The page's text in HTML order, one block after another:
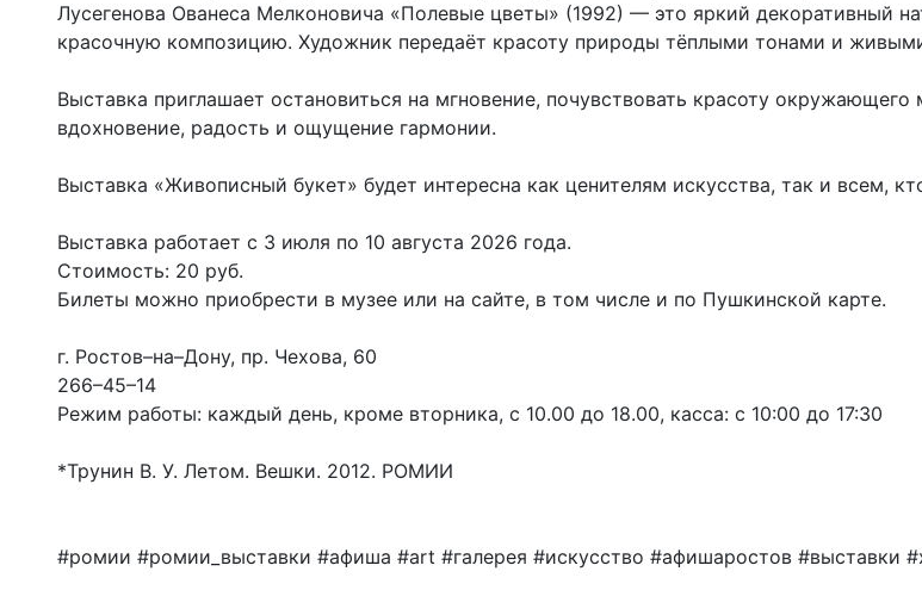
Лусегенова Ованеса Мелконовича «Полевые цветы» (1992) — это яркий декоративный
красочную композицию. Художник передаёт красоту природы тёплыми тонами и
Выставка приглашает остановиться на мгновение, почувствовать красоту
вдохновение, радость и ощущение гармонии.
Выставка «Живописный букет» будет интересна как ценителям искусства, так и всем,
Выставка работает с 3 июля по 10 августа 2026 года.
Стоимость: 20 руб.
Билеты можно приобрести в музее или на сайте, в том числе и по Пушкинской карте.
г. Ростов–на–Дону, пр. Чехова, 60
266–45–14
Режим работы: каждый день, кроме вторника, с 10.00 до 18.00, касса: с 10:00 до 17:30
*Трунин В. У. Летом. Вешки. 2012. РОМИИ
#ромии #ромии_выставки #афиша #art #галерея #искусство #афишаростов #выставки